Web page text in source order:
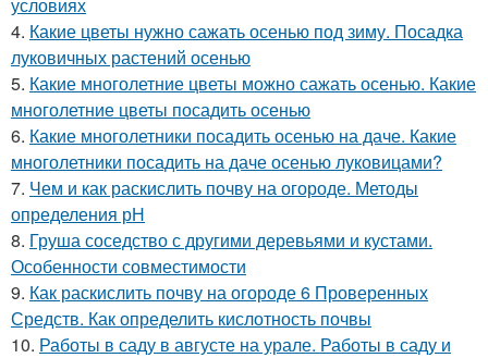
условиях
4. Какие цветы нужно сажать осенью под зиму. Посадка
луковичных растений осенью
5. Какие многолетние цветы можно сажать осенью. Какие
многолетние цветы посадить осенью
6. Какие многолетники посадить осенью на даче. Какие
многолетники посадить на даче осенью луковицами?
7. Чем и как раскислить почву на огороде. Методы
определения рН
8. Груша соседство с другими деревьями и кустами.
Особенности совместимости
9. Как раскислить почву на огороде 6 Проверенных
Средств. Как определить кислотность почвы
10. Работы в саду в августе на урале. Работы в саду и